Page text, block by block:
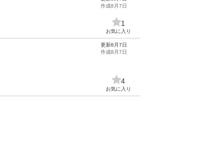
作成8月7日
1
お気に入り
更新8月7日
作成8月7日
4
お気に入り